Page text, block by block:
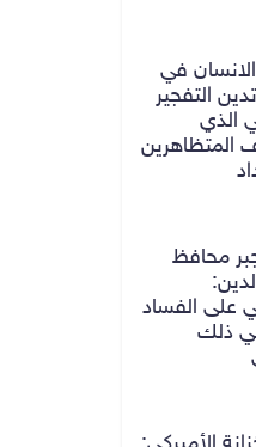
في
التفجير
الذي
المتظاهرين
محافظ
على الفساد
ذلك